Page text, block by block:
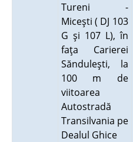
Tureni -
Miceşti ( DJ 103
G şi 107 L), în
faţa Carierei
Sănduleşti, la
100 m de
viitoarea
Autostradă
Transilvania pe
Dealul Ghice